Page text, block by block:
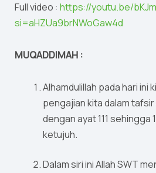
Full video : https://youtu.be/
si=aHZUa9brNWoGaw4d
MUQADDIMAH :
Alhamdulillah pada hari ini
pengajian kita dalam tafsir
dengan ayat 111 sehingga
ketujuh.
Dalam siri ini Allah SWT